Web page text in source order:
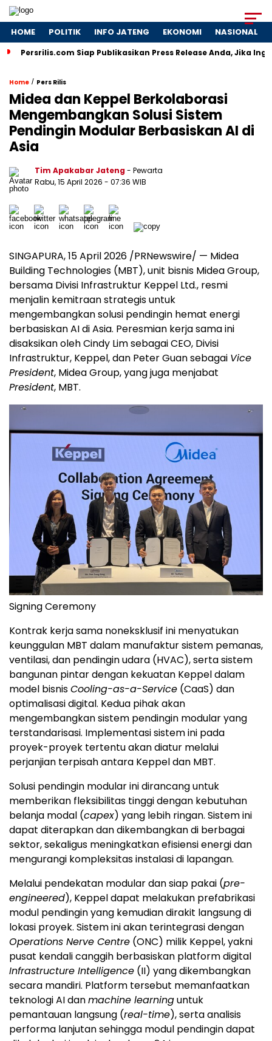
HOME POLITIK INFO JATENG EKONOMI NASIONAL
Persrilis.com Siap Publikasikan Press Release Anda, Jika
Home / Pers Rilis
Midea dan Keppel Berkolaborasi
Mengembangkan Solusi Sistem
Pendingin Modular Berbasiskan AI di
Asia
Tim Apakabar Jateng- Pewarta
Rabu, 15 April 2026 - 07:36 WIB
SINGAPURA, 15 April 2026 /PRNewswire/ — Midea
Building Technologies (MBT), unit bisnis Midea Group,
bersama Divisi Infrastruktur Keppel Ltd., resmi
menjalin kemitraan strategis untuk
mengembangkan solusi pendingin hemat energi
berbasiskan AI di Asia. Peresmian kerja sama ini
disaksikan oleh Cindy Lim sebagai CEO, Divisi
Infrastruktur, Keppel, dan Peter Guan sebagai Vice
President, Midea Group, yang juga menjabat
President, MBT.
Signing Ceremony
Kontrak kerja sama noneksklusif ini menyatukan
keunggulan MBT dalam manufaktur sistem pemanas,
ventilasi, dan pendingin udara (HVAC), serta sistem
bangunan pintar dengan kekuatan Keppel dalam
model bisnisCooling-as-a-Service (CaaS) dan
optimalisasi digital. Kedua pihak akan
mengembangkan sistem pendingin modular yang
terstandarisasi. Implementasi sistem ini pada
proyek-proyek tertentu akan diatur melalui
perjanjian terpisah antara Keppel dan MBT.
Solusi pendingin modular ini dirancang untuk
memberikan fleksibilitas tinggi dengan kebutuhan
belanja modal (capex) yang lebih ringan. Sistem ini
dapat diterapkan dan dikembangkan di berbagai
sektor, sekaligus meningkatkan efisiensi energi dan
mengurangi kompleksitas instalasi di lapangan.
Melalui pendekatan modular dan siap pakai (pre-
engineered), Keppel dapat melakukan prefabrikasi
modul pendingin yang kemudian dirakit langsung di
lokasi proyek. Sistem ini akan terintegrasi dengan
Operations Nerve Centre (ONC) milik Keppel, yakni
pusat kendali canggih berbasiskan platform digital
Infrastructure Intelligence (II) yang dikembangkan
secara mandiri. Platform tersebut memanfaatkan
teknologi AI danmachine learninguntuk
pemantauan langsung (real-time), serta analisis
performa lanjutan sehingga modul pendingin dapat